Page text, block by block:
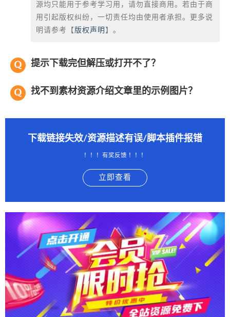
源均只能用于参考学习用，请勿直接商用。若由于商
用引起版权纠纷，一切责任均由使用者承担。更多说
明请参考【 版权声明 】。
提示下载完但解压或打开不了？
找不到素材资源介绍文章里的示例图片？
下载链接失效/资源描述有误/脚本插件报错
！！！有奖反馈 ！！！
立即查看